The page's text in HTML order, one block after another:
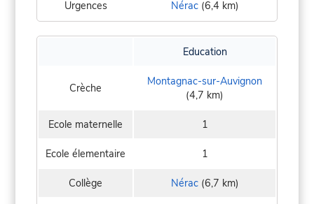
Urgences Nérac(6,4 km)
Education
Crèche
Montagnac-sur-Auvignon
(4,7 km)
Ecole maternelle 1
Ecole élementaire 1
Collège Nérac(6,7 km)